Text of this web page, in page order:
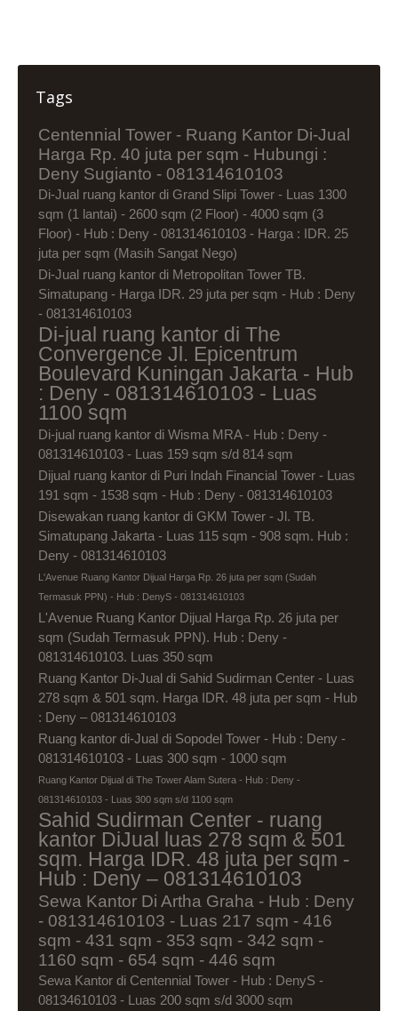
Tags
Centennial Tower - Ruang Kantor Di-Jual
Harga Rp. 40 juta per sqm - Hubungi :
Deny Sugianto - 081314610103
Di-Jual ruang kantor di Grand Slipi Tower - Luas 1300
sqm (1 lantai) - 2600 sqm (2 Floor) - 4000 sqm (3
Floor) - Hub : Deny - 081314610103 - Harga : IDR. 25
juta per sqm (Masih Sangat Nego)
Di-Jual ruang kantor di Metropolitan Tower TB.
Simatupang - Harga IDR. 29 juta per sqm - Hub : Deny
- 081314610103
Di-jual ruang kantor di The
Convergence Jl. Epicentrum
Boulevard Kuningan Jakarta - Hub
: Deny - 081314610103 - Luas
1100 sqm
Di-jual ruang kantor di Wisma MRA - Hub : Deny -
081314610103 - Luas 159 sqm s/d 814 sqm
Dijual ruang kantor di Puri Indah Financial Tower - Luas
191 sqm - 1538 sqm - Hub : Deny - 081314610103
Disewakan ruang kantor di GKM Tower - Jl. TB.
Simatupang Jakarta - Luas 115 sqm - 908 sqm. Hub :
Deny - 081314610103
L'Avenue Ruang Kantor Dijual Harga Rp. 26 juta per sqm (Sudah
Termasuk PPN) - Hub : DenyS - 081314610103
L'Avenue Ruang Kantor Dijual Harga Rp. 26 juta per
sqm (Sudah Termasuk PPN). Hub : Deny -
081314610103. Luas 350 sqm
Ruang Kantor Di-Jual di Sahid Sudirman Center - Luas
278 sqm & 501 sqm. Harga IDR. 48 juta per sqm - Hub
: Deny – 081314610103
Ruang kantor di-Jual di Sopodel Tower - Hub : Deny -
081314610103 - Luas 300 sqm - 1000 sqm
Ruang Kantor Dijual di The Tower Alam Sutera - Hub : Deny -
081314610103 - Luas 300 sqm s/d 1100 sqm
Sahid Sudirman Center - ruang
kantor DiJual luas 278 sqm & 501
sqm. Harga IDR. 48 juta per sqm -
Hub : Deny – 081314610103
Sewa Kantor Di Artha Graha - Hub : Deny
- 081314610103 - Luas 217 sqm - 416
sqm - 431 sqm - 353 sqm - 342 sqm -
1160 sqm - 654 sqm - 446 sqm
Sewa Kantor di Centennial Tower - Hub : DenyS -
08134610103 - Luas 200 sqm s/d 3000 sqm